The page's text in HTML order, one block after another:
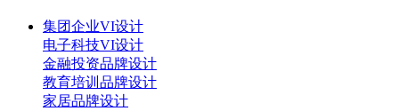
集团企业VI设计
电子科技VI设计
金融投资品牌设计
教育培训品牌设计
家居品牌设计